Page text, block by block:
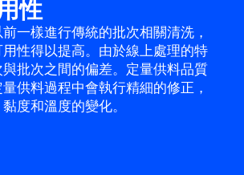
性
一樣進行傳統的批次相關清洗，
性得以提高。由於線上處理的特
批次之間的偏差。定量供料品質
供料過程中會執行精細的修正，
度和溫度的變化。